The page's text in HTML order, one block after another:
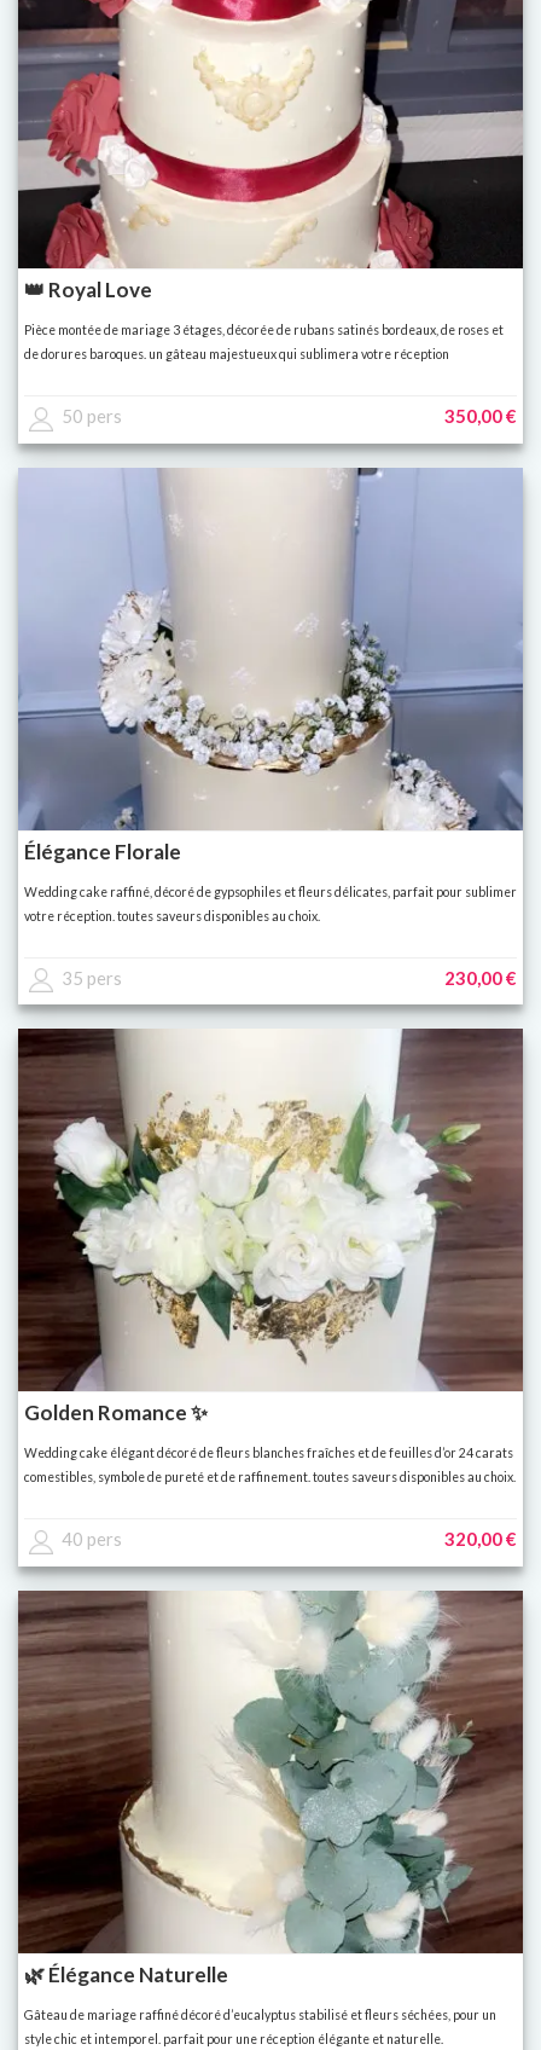
👑 Royal Love
Pièce montée de mariage 3 étages, décorée de rubans satinés bordeaux, de roses et
de dorures baroques. un gâteau majestueux qui sublimera votre réception
50 pers 350,00 €
Élégance Florale
Wedding cake raffiné, décoré de gypsophiles et fleurs délicates, parfait pour sublimer
votre réception. toutes saveurs disponibles au choix.
35 pers 230,00 €
Golden Romance ✨
Wedding cake élégant décoré de fleurs blanches fraîches et de feuilles d’or 24 carats
comestibles, symbole de pureté et de raffinement. toutes saveurs disponibles au choix.
40 pers 320,00 €
🌿 Élégance Naturelle
Gâteau de mariage raffiné décoré d’eucalyptus stabilisé et fleurs séchées, pour un
style chic et intemporel. parfait pour une réception élégante et naturelle.